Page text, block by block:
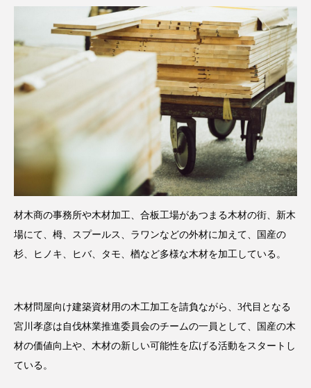
材木商の事務所や木材加工、合板工場があつまる木材の街、新木
場にて、栂、スプールス、ラワンなどの外材に加えて、国産の
杉、ヒノキ、ヒバ、
タモ、楢など多様な木材を加工している。
木材問屋向け建築資材用の木工加工を請負ながら、3代目となる
宮川孝彦は自伐林業推進委員会のチームの一員として、国産の木
材の価値向上や、木材の新しい可能性を広げる活動をスタートし
ている。